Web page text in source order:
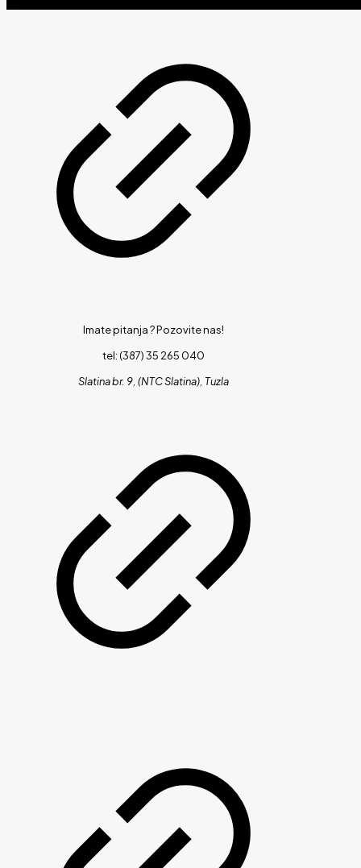
Imate pitanja ?Pozovite nas!
tel: (387) 35 265 040
Slatina br. 9, (NTC Slatina), Tuzla